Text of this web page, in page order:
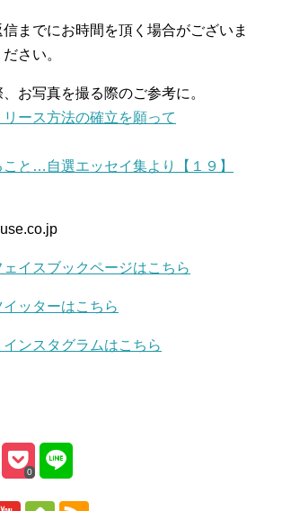
までにお時間を頂く場合がございま
さい。
お写真を撮る際のご参考に。
ース方法の確立を願って
と…自選エッセイ集より【１９】
イスブックページはこちら
ッターはこちら
ンスタグラムはこちら
0